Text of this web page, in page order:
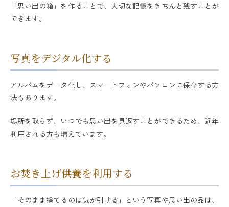
「思い出の箱」を作ることで、大切な記憶をきちんと残すことが
できます。
写真をデジタル化する
アルバムをデータ化し、スマートフォンやパソコンに保存する方
法もあります。
場所を取らず、いつでも思い出を見返すことができるため、近年
利用される方も増えています。
お焚き上げ供養を利用する
「そのまま捨てるのは気が引ける」という写真や思い出の品は、